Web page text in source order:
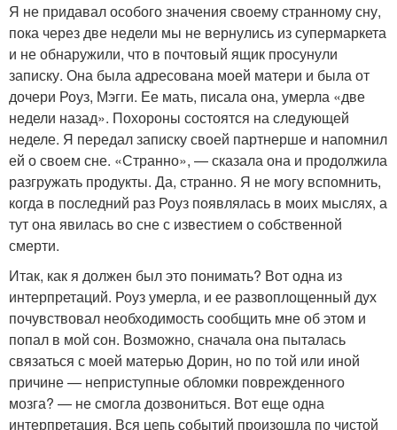
Я не придавал особого значения своему странному сну,
пока через две недели мы не вернулись из супермаркета
и не обнаружили, что в почтовый ящик просунули
записку. Она была адресована моей матери и была от
дочери Роуз, Мэгги. Ее мать, писала она, умерла «две
недели назад». Похороны состоятся на следующей
неделе. Я передал записку своей партнерше и напомнил
ей о своем сне. «Странно», — сказала она и продолжила
разгружать продукты. Да, странно. Я не могу вспомнить,
когда в последний раз Роуз появлялась в моих мыслях, а
тут она явилась во сне с известием о собственной
смерти.
Итак, как я должен был это понимать? Вот одна из
интерпретаций. Роуз умерла, и ее развоплощенный дух
почувствовал необходимость сообщить мне об этом и
попал в мой сон. Возможно, сначала она пыталась
связаться с моей матерью Дорин, но по той или иной
причине — неприступные обломки поврежденного
мозга? — не смогла дозвониться. Вот еще одна
интерпретация. Вся цепь событий произошла по чистой